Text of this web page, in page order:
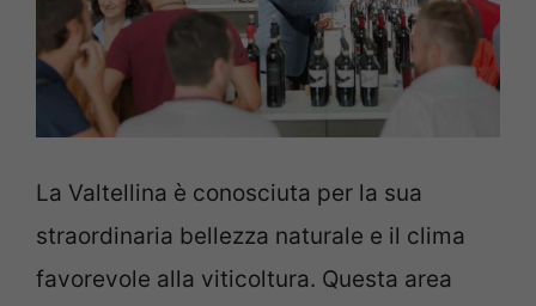
La Valtellina è conosciuta per la sua
straordinaria bellezza naturale e il clima
favorevole alla viticoltura. Questa area